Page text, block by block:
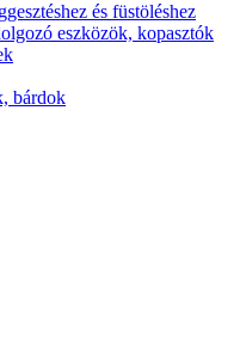
és füstöléshez
eszközök, kopasztók
bárdok